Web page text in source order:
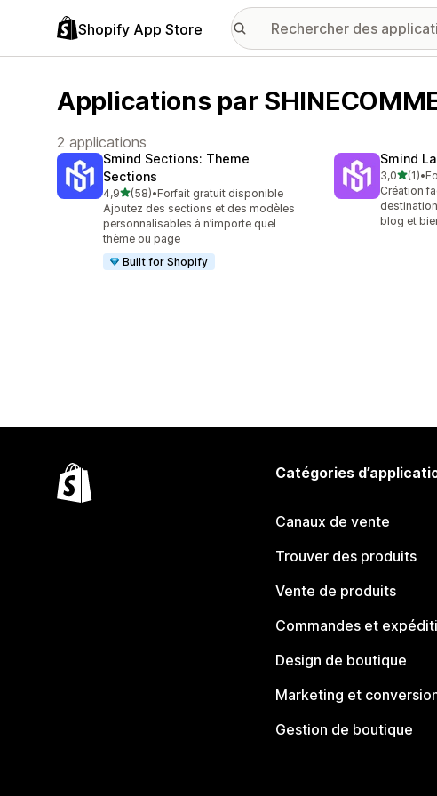
Shopify App Store
Applications par
2 applications
Smind Sections: Theme
Sections
4,9étoile(s) sur 5
(58)
58 avis au total
•Forfait gratuit disponible
Ajoutez des sections et des modèles
personnalisables à n’importe quel
thème ou page
Built for Shopify
Smind
3,0 (1)
1 avis au
•
Création
blog et
Catégories
Canaux de vente
Trouver des produits
Vente de produits
Commandes et
Design de boutique
Marketing et
Gestion de boutique